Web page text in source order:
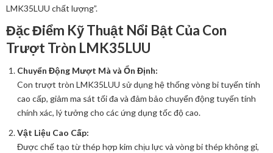
LMK35LUU chất lượng”.
Đặc Điểm Kỹ Thuật Nổi Bật Của Con
Trượt Tròn LMK35LUU
Chuyển Động Mượt Mà và Ổn Định:
Con trượt tròn LMK35LUU sử dụng hệ thống vòng bi tuyến tính
cao cấp, giảm ma sát tối đa và đảm bảo chuyển động tuyến tính
chính xác, lý tưởng cho các ứng dụng tốc độ cao.
Vật Liệu Cao Cấp:
Được chế tạo từ thép hợp kim chịu lực và vòng bi thép không gỉ,